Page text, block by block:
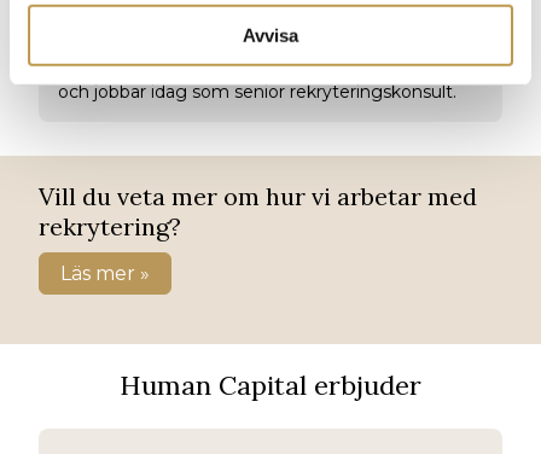
Avvisa
chef och specialist på marknads- och
kommunikationsavdelningar inom flera branscher
och jobbar idag som senior rekryteringskonsult.
Vill du veta mer om hur vi arbetar med
rekrytering?
Läs mer »
Human Capital erbjuder